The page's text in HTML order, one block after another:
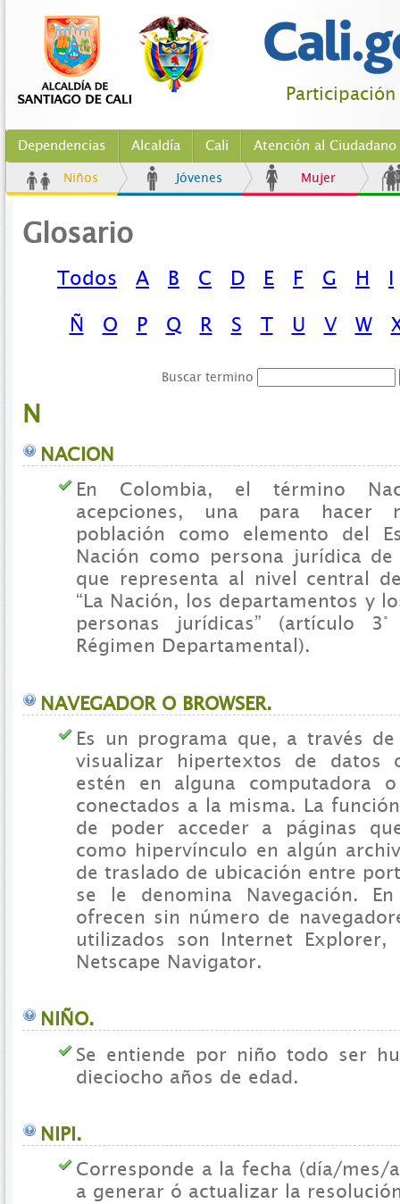
Dependencias Alcaldía Cali Atención al Ciudadano
Niños Jóvenes Mujer
Glosario
Todos A B C D E F G H
I
Ñ
O P Q R S T U V W
Buscar termino
N
NACION
En Colombia, el término
acepciones, una para hacer
población como elemento del
Nación como persona jurídica
que representa al nivel central
“La Nación, los departamentos y
personas jurídicas” (artículo
Régimen Departamental).
NAVEGADOR O BROWSER.
Es un programa que, a través
visualizar hipertextos de datos
estén en alguna computadora
conectados a la misma. La
de poder acceder a páginas
como hipervínculo en algún
de traslado de ubicación entre
se le denomina Navegación.
ofrecen sin número de
utilizados son Internet Explorer,
Netscape Navigator.
NIÑO.
Se entiende por niño todo ser
dieciocho años de edad.
NIPI.
Corresponde a la fecha (día/mes/
a generar ó actualizar la